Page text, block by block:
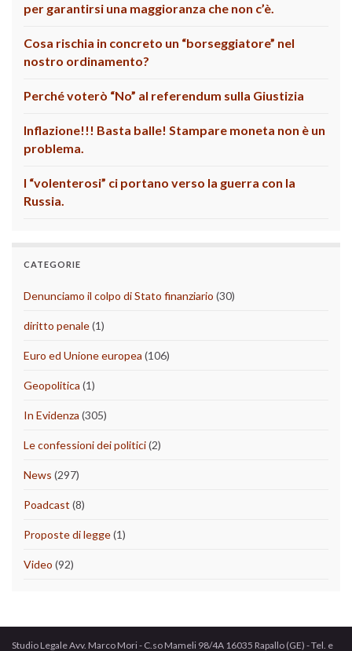
per garantirsi una maggioranza che non c’è.
Cosa rischia in concreto un “borseggiatore” nel
nostro ordinamento?
Perché voterò “No” al referendum sulla Giustizia
Inflazione!!! Basta balle! Stampare moneta non è un
problema.
I “volenterosi” ci portano verso la guerra con la
Russia.
CATEGORIE
Denunciamo il colpo di Stato finanziario (30)
diritto penale(1)
Euro ed Unione europea (106)
Geopolitica (1)
In Evidenza (305)
Le confessioni dei politici(2)
News (297)
Poadcast (8)
Proposte di legge(1)
Video (92)
Studio Legale Avv. Marco Mori - C.so Mameli 98/4A 16035 Rapallo (GE) - Tel. e